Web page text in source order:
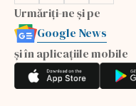
Urmăriți-ne și pe
Google News
și în aplicațiile mobile